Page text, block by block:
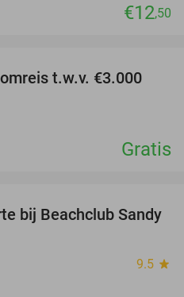
€12,50
t.w.v. €3.000
Gratis
49%
bij Beachclub Sandy
9.5 star